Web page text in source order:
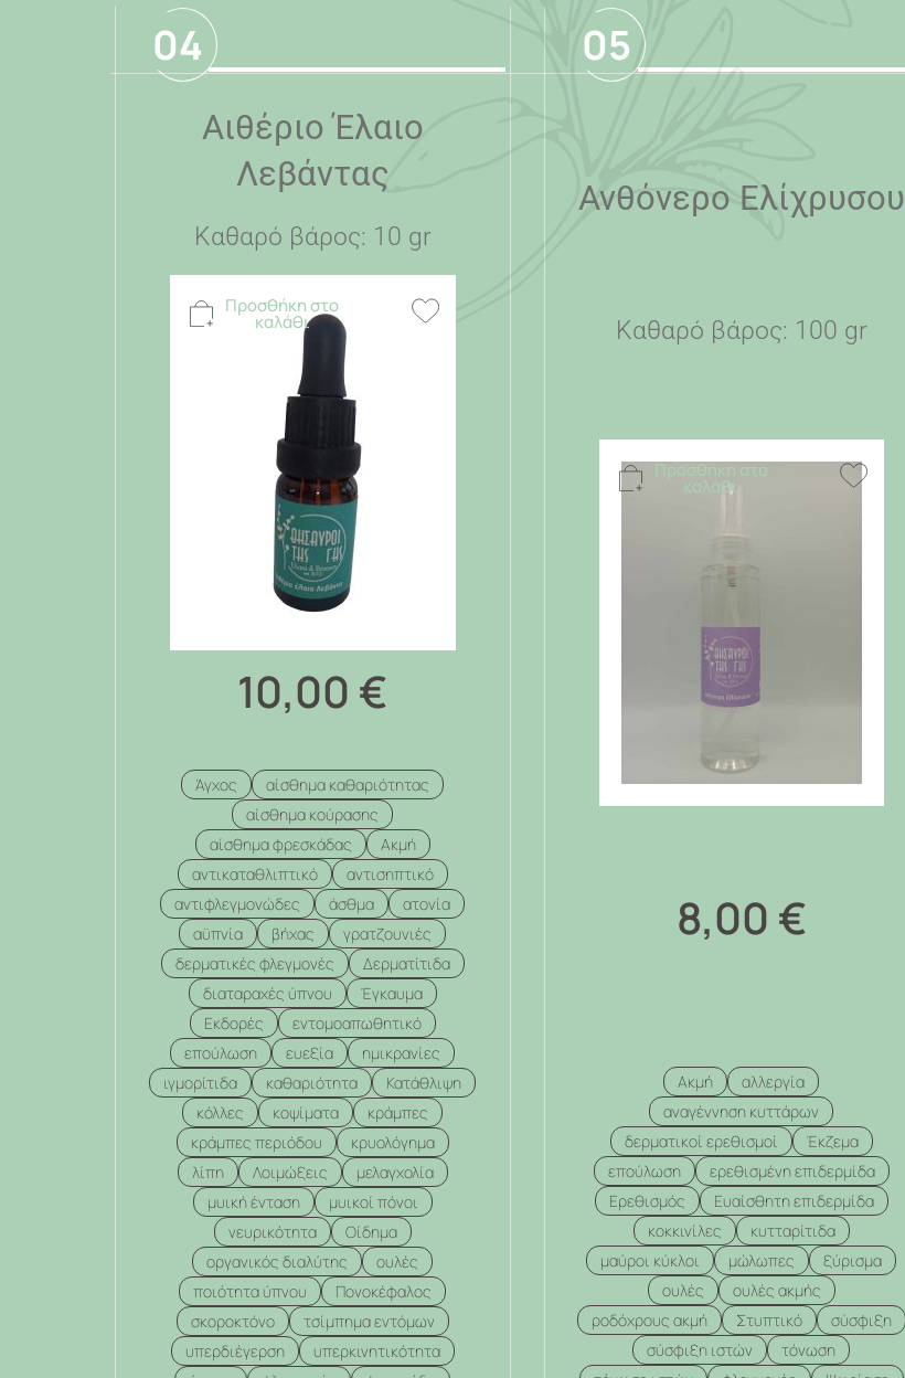
04
Αιθέριο Έλαιο
Λεβάντας
Καθαρό βάρος: 10 gr
Προσθήκη στο
καλάθι
10,00 €
Άγχος
αίσθημα καθαριότητας
αίσθημα κούρασης
αίσθημα φρεσκάδας
Ακμή
αντικαταθλιπτικό
αντισηπτικό
αντιφλεγμονώδες
άσθμα
ατονία
αϋπνία
βήχας
γρατζουνιές
δερματικές φλεγμονές
Δερματίτιδα
διαταραχές ύπνου
Έγκαυμα
Εκδορές
εντομοαπωθητικό
επούλωση
ευεξία
ημικρανίες
ιγμορίτιδα
καθαριότητα
Κατάθλιψη
κόλλες
κοψίματα
κράμπες
κράμπες περιόδου
κρυολόγημα
λίπη
Λοιμώξεις
μελαγχολία
μυική ένταση
μυικοί πόνοι
νευρικότητα
Οίδημα
οργανικός διαλύτης
ουλές
ποιότητα ύπνου
Πονοκέφαλος
σκοροκτόνο
τσίμπημα εντόμων
υπερδιέγερση
υπερκινητικότητα
05
Ανθόνερο Ελίχρυσου
Καθαρό βάρος: 100 gr
Προσθήκη στο
καλάθι
8,00 €
Ακμή
αλλεργία
αναγέννηση κυττάρων
δερματικοί ερεθισμοί
Έκζεμα
επούλωση
ερεθισμένη επιδερμίδα
Ερεθισμός
Ευαίσθητη επιδερμίδα
κοκκινίλες
κυτταρίτιδα
μαύροι κύκλοι
μώλωπες
ξύρισμα
ουλές
ουλές ακμής
ροδόχρους ακμή
Στυπτικό
σύσφιξη
σύσφιξη ιστών
τόνωση